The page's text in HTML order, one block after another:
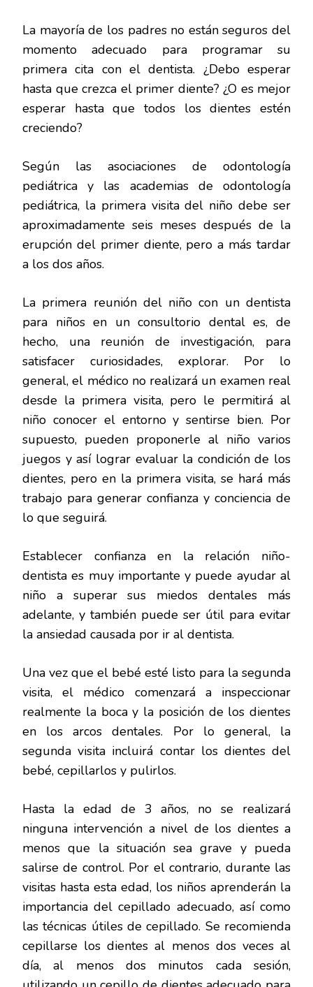
La mayoría de los padres no están seguros del
momento adecuado para programar su
primera cita con el dentista. ¿Debo esperar
hasta que crezca el primer diente? ¿O es mejor
esperar hasta que todos los dientes estén
creciendo?
Según las asociaciones de odontología
pediátrica y las academias de odontología
pediátrica, la primera visita del niño debe ser
aproximadamente seis meses después de la
erupción del primer diente, pero a más tardar
a los dos años.
La primera reunión del niño con un dentista
para niños en un consultorio dental es, de
hecho, una reunión de investigación, para
satisfacer curiosidades, explorar. Por lo
general, el médico no realizará un examen real
desde la primera visita, pero le permitirá al
niño conocer el entorno y sentirse bien. Por
supuesto, pueden proponerle al niño varios
juegos y así lograr evaluar la condición de los
dientes, pero en la primera visita, se hará más
trabajo para generar confianza y conciencia de
lo que seguirá.
Establecer confianza en la relación niño-
dentista es muy importante y puede ayudar al
niño a superar sus miedos dentales más
adelante, y también puede ser útil para evitar
la ansiedad causada por ir al dentista.
Una vez que el bebé esté listo para la segunda
visita, el médico comenzará a inspeccionar
realmente la boca y la posición de los dientes
en los arcos dentales. Por lo general, la
segunda visita incluirá contar los dientes del
bebé, cepillarlos y pulirlos.
Hasta la edad de 3 años, no se realizará
ninguna intervención a nivel de los dientes a
menos que la situación sea grave y pueda
salirse de control. Por el contrario, durante las
visitas hasta esta edad, los niños aprenderán la
importancia del cepillado adecuado, así como
las técnicas útiles de cepillado. Se recomienda
cepillarse los dientes al menos dos veces al
día, al menos dos minutos cada sesión,